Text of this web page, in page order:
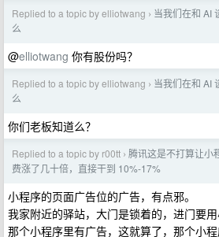
Replied to a topic by elliotwang › 当我们在和 AI
么
@elliotwang 你有股份吗？
Replied to a topic by elliotwang › 当我们在和 AI
么
你们老板知道么？
Replied to a topic by r00tt › 腾讯这是不打算让小
费涨了几十倍，直接干到 10%-17%
小程序的页面广告位的广告，有点邪。
我家附近的驿站，大门是锁着的，进门要用
那个小程序里有广告，这就算了，那个小程